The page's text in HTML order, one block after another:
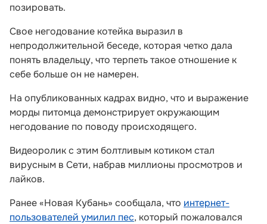
позировать.
Свое негодование котейка выразил в
непродолжительной беседе, которая четко дала
понять владельцу, что терпеть такое отношение к
себе больше он не намерен.
На опубликованных кадрах видно, что и выражение
морды питомца демонстрирует окружающим
негодование по поводу происходящего.
Видеоролик с этим болтливым котиком стал
вирусным в Сети, набрав миллионы просмотров и
лайков.
Ранее «Новая Кубань» сообщала, что интернет-
пользователей умилил пес, который пожаловался